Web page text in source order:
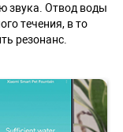
звука. Отвод воды
течения, в то
резонанс.